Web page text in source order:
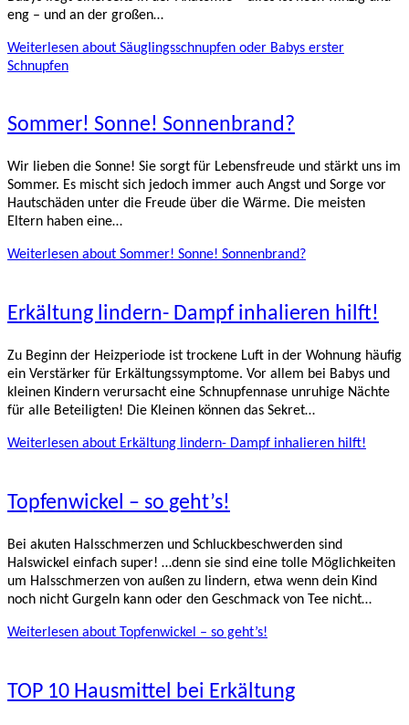
eng – und an der großen…
Weiterlesen about Säuglingsschnupfen oder Babys erster
Schnupfen
Sommer! Sonne! Sonnenbrand?
Wir lieben die Sonne! Sie sorgt für Lebensfreude und stärkt uns im
Sommer. Es mischt sich jedoch immer auch Angst und Sorge vor
Hautschäden unter die Freude über die Wärme. Die meisten
Eltern haben eine…
Weiterlesen about Sommer! Sonne! Sonnenbrand?
Erkältung lindern- Dampf inhalieren hilft!
Zu Beginn der Heizperiode ist trockene Luft in der Wohnung häufig
ein Verstärker für Erkältungssymptome. Vor allem bei Babys und
kleinen Kindern verursacht eine Schnupfennase unruhige Nächte
für alle Beteiligten! Die Kleinen können das Sekret…
Weiterlesen about Erkältung lindern- Dampf inhalieren hilft!
Topfenwickel – so geht’s!
Bei akuten Halsschmerzen und Schluckbeschwerden sind
Halswickel einfach super! …denn sie sind eine tolle Möglichkeiten
um Halsschmerzen von außen zu lindern, etwa wenn dein Kind
noch nicht Gurgeln kann oder den Geschmack von Tee nicht…
Weiterlesen about Topfenwickel – so geht’s!
TOP 10 Hausmittel bei Erkältung